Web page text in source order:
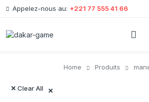
Appelez-nous au: +221 77 555 41 66
Home Produits
Clear All